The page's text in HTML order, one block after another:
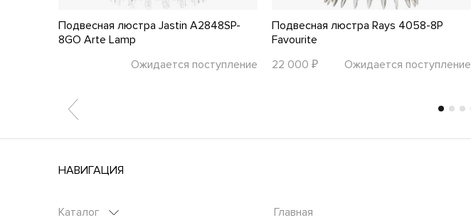
Подвесная люстра Jastin A2848SP-
8GO Arte Lamp
Ожидается поступление
Подвесная люстра Rays 4058-8P
Favourite
22 000 ₽
Ожидается поступление
НАВИГАЦИЯ
Каталог Главная